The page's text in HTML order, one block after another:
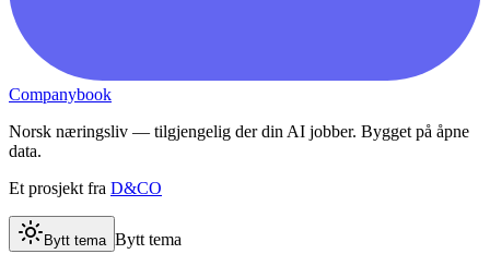
Companybook
Norsk næringsliv — tilgjengelig der din AI jobber. Bygget på åpne
data.
Et prosjekt fra D&CO
Bytt tema Bytt tema